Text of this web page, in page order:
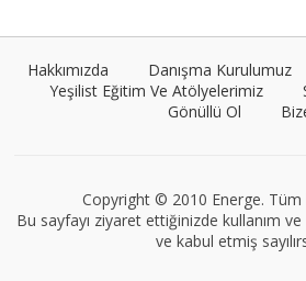
Hakkımızda Danışma Kurulumuz
Yeşilist Eğitim Ve Atölyelerimiz
Gönüllü Ol
Copyright © 2010 Energe. Tüm
Bu sayfayı ziyaret ettiğinizde kullanım ve
ve kabul etmiş